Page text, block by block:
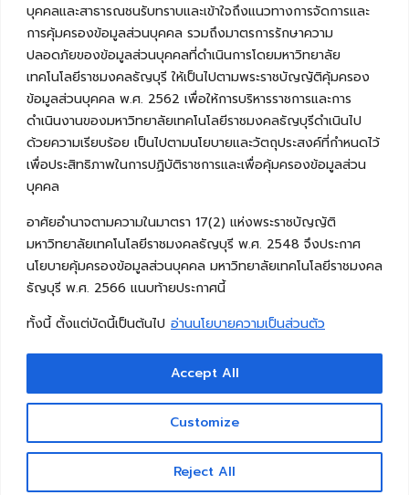
บุคคลและสาธารณชนรับทราบและเข้าใจถึงแนวทางการจัดการและ
การคุ้มครองข้อมูลส่วนบุคคล รวมถึงมาตรการรักษาความ
ปลอดภัยของข้อมูลส่วนบุคคลที่ดำเนินการโดยมหาวิทยาลัย
เทคโนโลยีราชมงคลธัญบุรี ให้เป็นไปตามพระราชบัญญัติคุ้มครอง
ข้อมูลส่วนบุคคล พ.ศ. 2562 เพื่อให้การบริหารราชการและการ
ดำเนินงานของมหาวิทยาลัยเทคโนโลยีราชมงคลธัญบุรีดำเนินไป
ด้วยความเรียบร้อย เป็นไปตามนโยบายและวัตถุประสงค์ที่กำหนดไว้
เพื่อประสิทธิภาพในการปฏิบัติราชการและเพื่อคุ้มครองข้อมูลส่วน
บุคคล
อาศัยอำนาจตามความในมาตรา 17(2) แห่งพระราชบัญญัติ
มหาวิทยาลัยเทคโนโลยีราชมงคลธัญบุรี พ.ศ. 2548 จึงประกาศ
นโยบายคุ้มครองข้อมูลส่วนบุคคล มหาวิทยาลัยเทคโนโลยีราชมงคล
ธัญบุรี พ.ศ. 2566 แนบท้ายประกาศนี้
ทั้งนี้ ตั้งแต่บัดนี้เป็นต้นไป อ่านนโยบายความเป็นส่วนตัว
Customize
Reject All
Accept All
Copyright © 2026 คณะวิศวกรรมศาสตร์ มหาวิทยาลัย
เทคโนโลยีราชมงคลธัญบุรี